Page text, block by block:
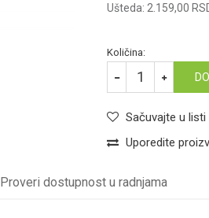
Ušteda: 2.159,00
Količina:
Sačuvajte u listi
Uporedite
Proveri dostupnost u radnjama